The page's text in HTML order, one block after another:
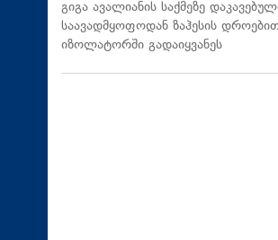
გიგა ავალიანის საქმეზე
საავადმყოფოდან ზაჰესის
იზოლატორში გადაიყვანეს